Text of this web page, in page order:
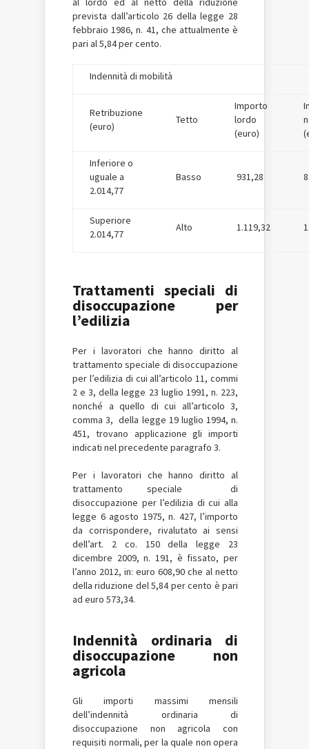
prevista dall’articolo 26 della legge 28
febbraio 1986, n. 41, che attualmente è
pari al 5,84 per cento.
Indennità di mobilità
Retribuzione
(euro)
Tetto
Importo
lordo
(euro)
Inferiore o
uguale a
2.014,77
Basso 931,28
Superiore
2.014,77
Alto 1.119,32
Trattamenti speciali di
disoccupazione per
l’edilizia
Per i lavoratori che hanno diritto al
trattamento speciale di disoccupazione
per l’edilizia di cui all’articolo 11, commi
2 e 3, della legge 23 luglio 1991, n. 223,
nonché a quello di cui all’articolo 3,
comma 3, della legge 19 luglio 1994, n.
451, trovano applicazione gli importi
indicati nel precedente paragrafo 3.
Per i lavoratori che hanno diritto al
trattamento speciale di
disoccupazione per l’edilizia di cui alla
legge 6 agosto 1975, n. 427, l’importo
da corrispondere, rivalutato ai sensi
dell’art. 2 co. 150 della legge 23
dicembre 2009, n. 191, è fissato, per
l’anno 2012, in: euro 608,90 che al netto
della riduzione del 5,84 per cento è pari
ad euro 573,34.
Indennità ordinaria di
disoccupazione non
agricola
Gli importi massimi mensili
dell’indennità ordinaria di
disoccupazione non agricola con
requisiti normali, per la quale non opera